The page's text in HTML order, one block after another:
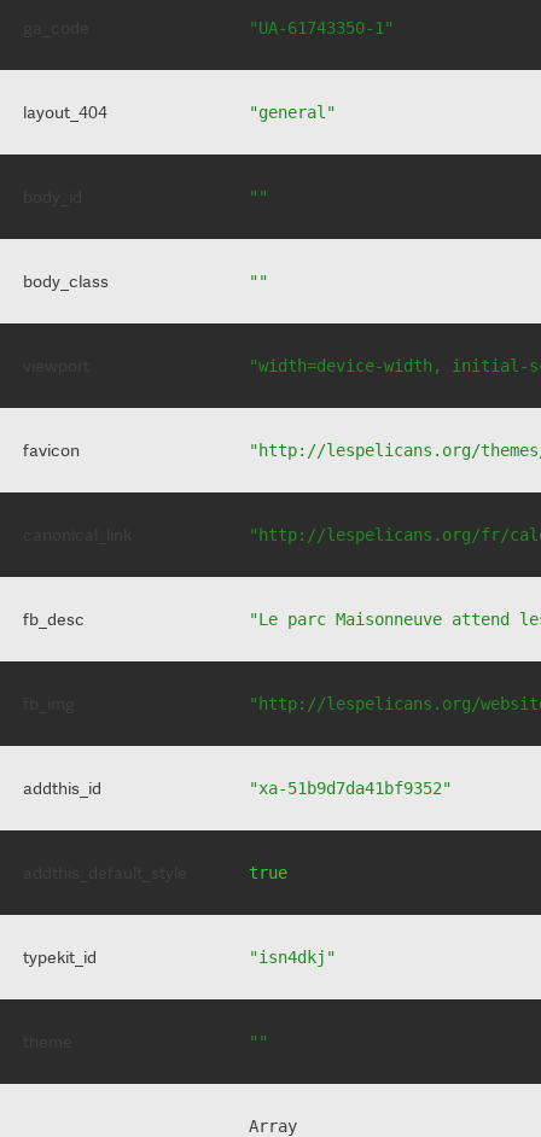
"UA-61743350-1"
layout_404 "general"
""
body_class ""
"width=device-width, initial-
favicon "http://lespelicans.org/
"http://lespelicans.org/fr/
fb_desc "Le parc Maisonneuve attend
"http://lespelicans.org/
addthis_id "xa-51b9d7da41bf9352"
true
typekit_id "isn4dkj"
""
Array